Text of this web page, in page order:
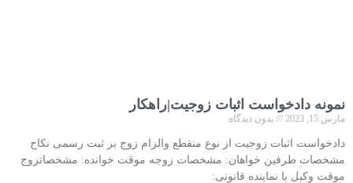
نمونه دادخواست اثبات زوجیت|راهکار
مارس 15, 2023 بدون دیدگاه
دادخواست اثبات زوجیت از نوع منقطع والزام زوج بر ثبت رسمی نکاح
مشخصات طرفین خواهان: مشخصات زوجه موقت خوانده: مشخصاتزوج
موقت وکیل یا نماینده قانونی: